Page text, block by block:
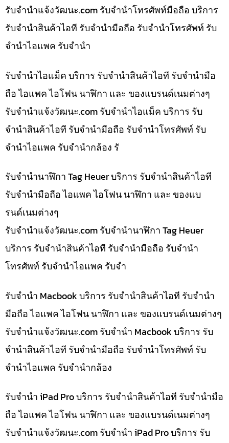
รับจํานําแจ้งวัฒนะ.com รับจำนำโทรศัพท์มือถือ บริการ
รับจำนำสินค้าไอที รับจำนำมือถือ รับจำนำโทรศัพท์ รับ
จำนำไอแพค รับจำนำ
รับจำนำไอแม็ค บริการ รับจำนำสินค้าไอที รับจำนำมือ
ถือ ไอแพค ไอโฟน นาฬิกา และ ของแบรนด์เนมต่างๆ
รับจํานําแจ้งวัฒนะ.com รับจำนำไอแม็ค บริการ รับ
จำนำสินค้าไอที รับจำนำมือถือ รับจำนำโทรศัพท์ รับ
จำนำไอแพค รับจำนำกล้อง รั
รับจำนำนาฬิกา Tag Heuer บริการ รับจำนำสินค้าไอที
รับจำนำมือถือ ไอแพค ไอโฟน นาฬิกา และ ของแบ
รนด์เนมต่างๆ
รับจํานําแจ้งวัฒนะ.com รับจำนำนาฬิกา Tag Heuer
บริการ รับจำนำสินค้าไอที รับจำนำมือถือ รับจำนำ
โทรศัพท์ รับจำนำไอแพค รับจำ
รับจำนำ Macbook บริการ รับจำนำสินค้าไอที รับจำนำ
มือถือ ไอแพค ไอโฟน นาฬิกา และ ของแบรนด์เนมต่างๆ
รับจํานําแจ้งวัฒนะ.com รับจำนำ Macbook บริการ รับ
จำนำสินค้าไอที รับจำนำมือถือ รับจำนำโทรศัพท์ รับ
จำนำไอแพค รับจำนำกล้อง
รับจำนำ iPad Pro บริการ รับจำนำสินค้าไอที รับจำนำมือ
ถือ ไอแพค ไอโฟน นาฬิกา และ ของแบรนด์เนมต่างๆ
รับจํานําแจ้งวัฒนะ.com รับจำนำ iPad Pro บริการ รับ